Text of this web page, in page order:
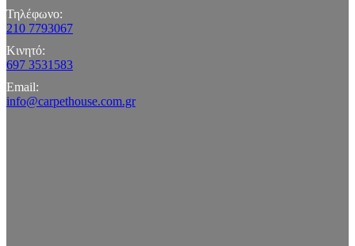
Τηλέφωνο:
210 7793067
Κινητό:
697 3531583
Email:
info@carpethouse.com.gr